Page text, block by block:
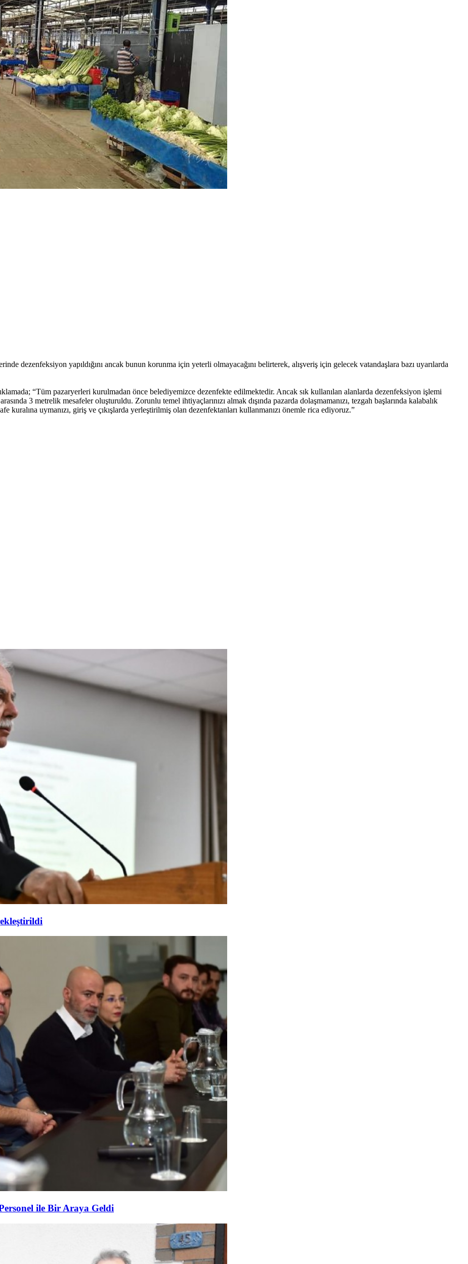
dezenfeksiyon yapıldığını ancak bunun korunma için yeterli olmayacağını belirterek, alışveriş için gelecek vatandaşlara bazı uyarılarda
“Tüm pazaryerleri kurulmadan önce belediyemizce dezenfekte edilmektedir. Ancak sık kullanılan alanlarda dezenfeksiyon işlemi
3 metrelik mesafeler oluşturuldu. Zorunlu temel ihtiyaçlarınızı almak dışında pazarda dolaşmamanızı, tezgah başlarında kalabalık
kuralına uymanızı, giriş ve çıkışlarda yerleştirilmiş olan dezenfektanları kullanmanızı önemle rica ediyoruz.”
ile Bir Araya Geldi